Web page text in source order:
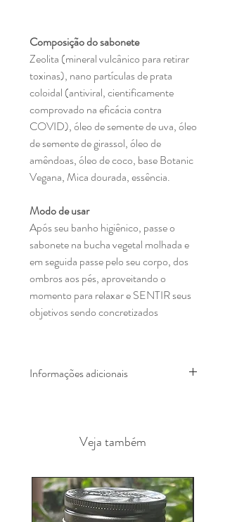
Composição do sabonete
Zeolita (mineral vulcânico para retirar
toxinas), nano partículas de prata
coloidal (antiviral, cientificamente
comprovado na eficácia contra
COVID), óleo de semente de uva, óleo
de semente de girassol, óleo de
amêndoas, óleo de coco, base Botanic
Vegana, Mica dourada, essência.
Modo de usar
Após seu banho higiênico, passe o
sabonete na bucha vegetal molhada e
em seguida passe pelo seu corpo, dos
ombros aos pés, aproveitando o
momento para relaxar e SENTIR seus
objetivos sendo concretizados
Informações adicionais
Produto 100% vegano, livre de testes
em animais, sem lauril, sem parabeno.
Veja também